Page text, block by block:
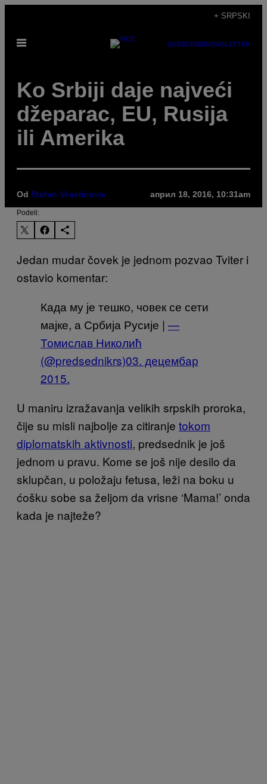
садржај
+ SRPSKI
Otvori
SUBSCRIBENEWSLETTER
Ko Srbiji daje najveći
džeparac, EU, Rusija
ili Amerika
Od Stefan Veselinovic април 18, 2016, 10:31am
Podeli:
Jedan mudar čovek je jednom pozvao Tviter i
ostavio komentar:
Када му је тешко, човек се сети
мајке, а Србија Русије | —
Томислав Николић
(@predsednikrs)03. децембар
2015.
U maniru izražavanja velikih srpskih proroka,
čije su misli najbolje za citiranje tokom
diplomatskih aktivnosti, predsednik je još
jednom u pravu. Kome se još nije desilo da
sklupčan, u položaju fetusa, leži na boku u
ćošku sobe sa željom da vrisne ‘Mama!’ onda
kada je najteže?